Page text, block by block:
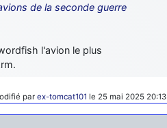
de la seconde guerre
l'avion le plus
par ex-tomcat101 le 25 mai 2025 20:13